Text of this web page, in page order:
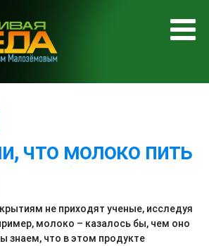
что молоко пить
не приходят ученые, исследуя
молоко – казалось бы, чем оно
знаем, что в этом продукте